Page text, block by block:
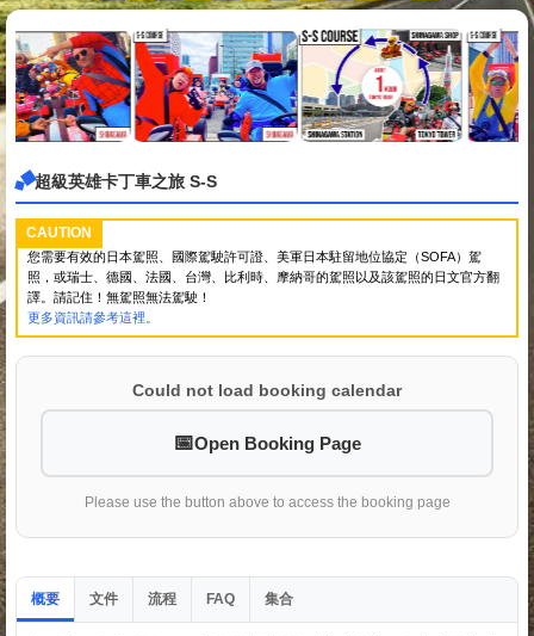
超級英雄卡丁車之旅 S-S
CAUTION
您需要有效的日本駕照、國際駕駛許可證、美軍日本駐留地位協定（SOFA）駕
照，或瑞士、德國、法國、台灣、比利時、摩納哥的駕照以及該駕照的日文官方翻
譯。請記住！無駕照無法駕駛！
更多資訊請參考這裡。
Could not load booking calendar
Open Booking Page
Please use the button above to access the booking page
概要 文件 流程 FAQ 集合